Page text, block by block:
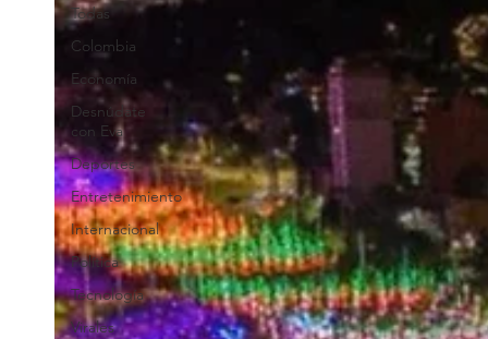
Todas
Colombia
Economía
Desnúdate
con Eva
Deportes
Entretenimiento
Internacional
Política
Tecnología
Virales